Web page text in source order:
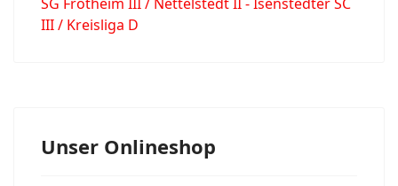
III / Kreisliga D
Unser Onlineshop